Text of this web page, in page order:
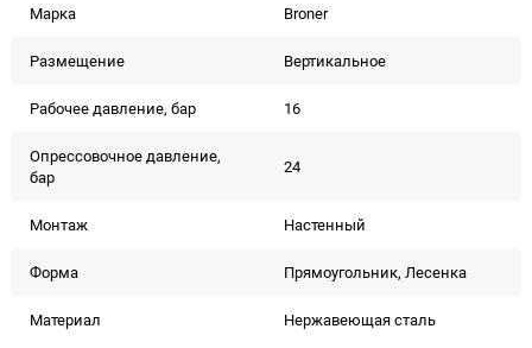
Марка Broner
Размещение Вертикальное
Рабочее давление, бар 16
Опрессовочное давление,
бар
24
Монтаж Настенный
Форма Прямоугольник, Лесенка
Материал Нержавеющая сталь